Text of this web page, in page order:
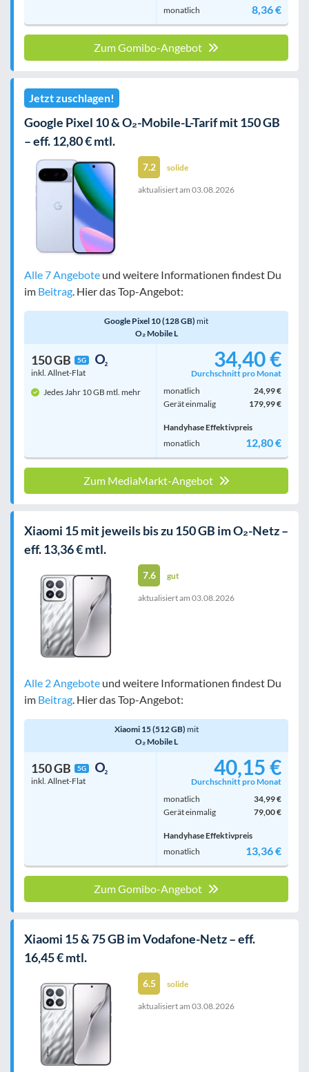
monatlich
8,36 €
Zum Gomibo-Angebot
Jetzt zuschlagen!
Google Pixel 10 & O₂-Mobile-L-Tarif mit 150 GB
– eff. 12,80 € mtl.
7.2 solide
aktualisiert am 03.08.2026
Alle 7 Angebote und weitere Informationen findest Du
im Beitrag . Hier das Top-Angebot:
Google Pixel 10 (128 GB) mit
O₂ Mobile L
150 GB 5G
inkl. Allnet-Flat
Jedes Jahr 10 GB mtl. mehr
34,40 €
Durchschnitt pro Monat
monatlich
24,99 €
Gerät einmalig
179,99 €
Handyhase Effektivpreis
monatlich
12,80 €
Zum MediaMarkt-Angebot
Xiaomi 15 mit jeweils bis zu 150 GB im O₂-Netz –
eff. 13,36 € mtl.
7.6 gut
aktualisiert am 03.08.2026
Alle 2 Angebote und weitere Informationen findest Du
im Beitrag . Hier das Top-Angebot:
Xiaomi 15 (512 GB) mit
O₂ Mobile L
150 GB 5G
inkl. Allnet-Flat
40,15 €
Durchschnitt pro Monat
monatlich
34,99 €
Gerät einmalig
79,00 €
Handyhase Effektivpreis
monatlich
13,36 €
Zum Gomibo-Angebot
Xiaomi 15 & 75 GB im Vodafone-Netz – eff.
16,45 € mtl.
6.5 solide
aktualisiert am 03.08.2026